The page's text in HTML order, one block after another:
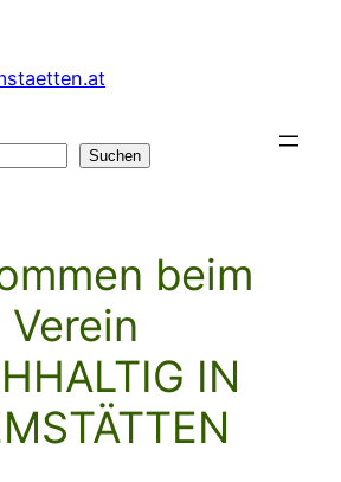
Suchen
beim
Verein
IN